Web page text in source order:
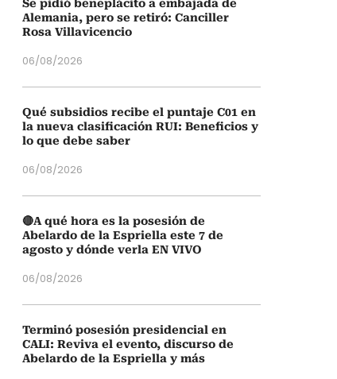
Se pidió beneplácito a embajada de
Alemania, pero se retiró: Canciller
Rosa Villavicencio
06/08/2026
Qué subsidios recibe el puntaje C01 en
la nueva clasificación RUI: Beneficios y
lo que debe saber
06/08/2026
🔴A qué hora es la posesión de
Abelardo de la Espriella este 7 de
agosto y dónde verla EN VIVO
06/08/2026
Terminó posesión presidencial en
CALI: Reviva el evento, discurso de
Abelardo de la Espriella y más